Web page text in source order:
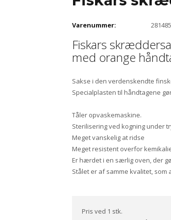
Varenummer:
Fiskars
med orange
Sakse i den verdenskendte
Specialplasten til håndtagene
Tåler opvaskemaskine.
Sterilisering ved kogning under
Meget vanskelig at ridse
Meget resistent overfor
Er hærdet i en særlig oven, der
Stålet er af samme kvalitet,
Pris ved 1 stk.